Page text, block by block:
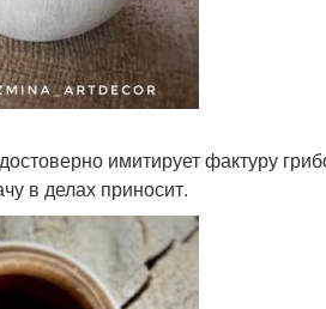
имитирует фактуру
в делах приносит.